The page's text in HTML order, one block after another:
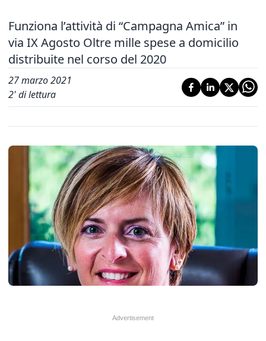
Funziona l’attività di “Campagna Amica” in
via IX Agosto Oltre mille spese a domicilio
distribuite nel corso del 2020
27 marzo 2021
2' di lettura